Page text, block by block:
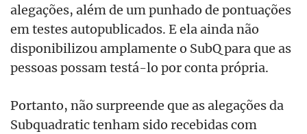
alegações, além de um punhado de pontuações
em testes autopublicados. E ela ainda não
disponibilizou amplamente o SubQ para que as
pessoas possam testá-lo por conta própria.
Portanto, não surpreende que as alegações da
Subquadratic tenham sido recebidas com